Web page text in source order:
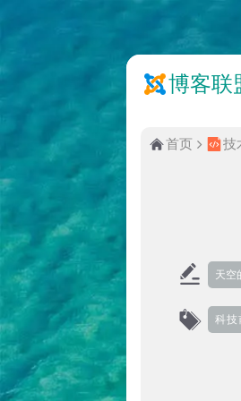
博客联
首页 技
天空
科技